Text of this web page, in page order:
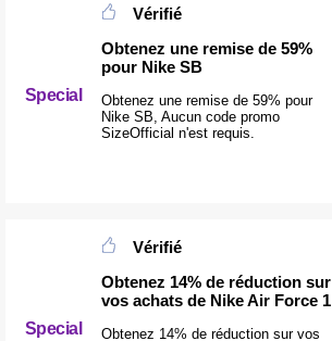
Special
Vérifié
Obtenez une remise de 59%
pour Nike SB
Obtenez une remise de 59% pour
Nike SB, Aucun code promo
SizeOfficial n'est requis.
Special
Vérifié
Obtenez 14% de réduction sur
vos achats de Nike Air Force 1
Obtenez 14% de réduction sur vos